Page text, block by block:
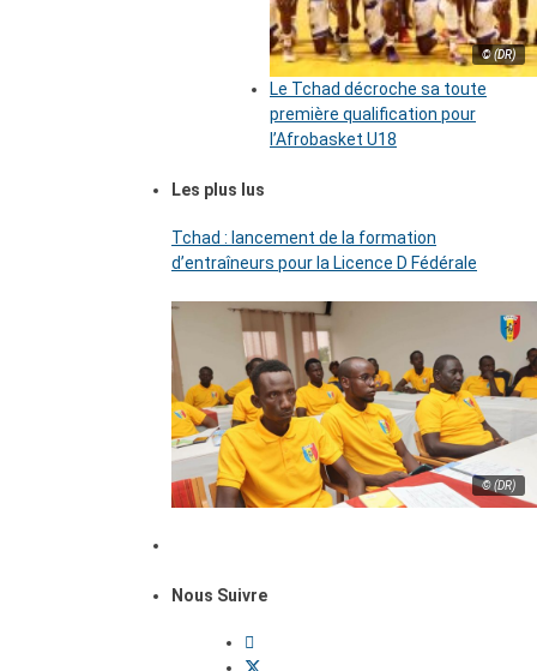
© (DR)
Le Tchad décroche sa toute
première qualification pour
l’Afrobasket U18
Les plus lus
Tchad : lancement de la formation
d’entraîneurs pour la Licence D Fédérale
© (DR)
Nous Suivre